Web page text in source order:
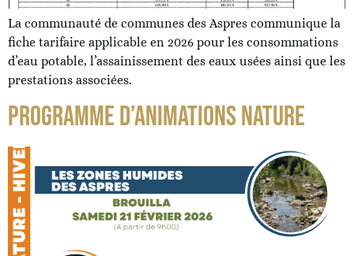
La communauté de communes des Aspres communique la
fiche tarifaire applicable en 2026 pour les consommations
d’eau potable, l’assainissement des eaux usées ainsi que les
prestations associées.
PROGRAMME D’ANIMATIONS NATURE